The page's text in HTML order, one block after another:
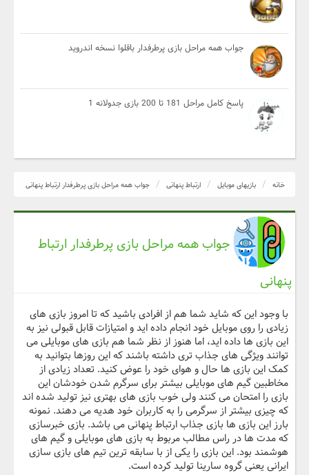
جواب همه مراحل بازی پرطرفدار باقلوا نسخه اندروید
پاسخ کامل مراحل 181 تا 200 بازی جدولانه 1
خانه بازیهای موبایل ارتباط پنهانی جواب همه مراحل بازی پرطرفدار ارتباط پنهانی
جواب همه مراحل بازی پرطرفدار ارتباط
پنهانی
با وجود این که شاید شما هم از افرادی باشید که تا امروز بازی های
زیادی را روی موبایل خود انجام داده اید و امتیازات قابل قبولی نیز به
این بازی ها داده اید، اما هنوز از نظر شما هم بازی های موبایلی می
توانند ویژگی های جذاب تری داشته باشند که این روزها بتوانید به
کمک این بازی ها حال و هوای خود را عوض کنید. تعداد زیادی از
مخاطبین گیم های موبایلی بیشتر برای سرگرم شدن خودشان این
بازی را امتحان می کنند ولی خوب بازی های بهتری نیز تولید شده اند
که چیزی بیشتر از سرگرمی را به کاربران خود هدیه می دهند. نمونه
بارز این بازی ها بازی جذاب ارتباط پنهانی می باشد. بازی خبرسازی
که مدت ها در راس مطالب مربوط به بازی های موبایلی و گیم های
هوشمند بود. این بازی را یکی از با سابقه ترین تیم های بازی سازی
ایرانی یعنی گروه سارینا تولید کرده است.